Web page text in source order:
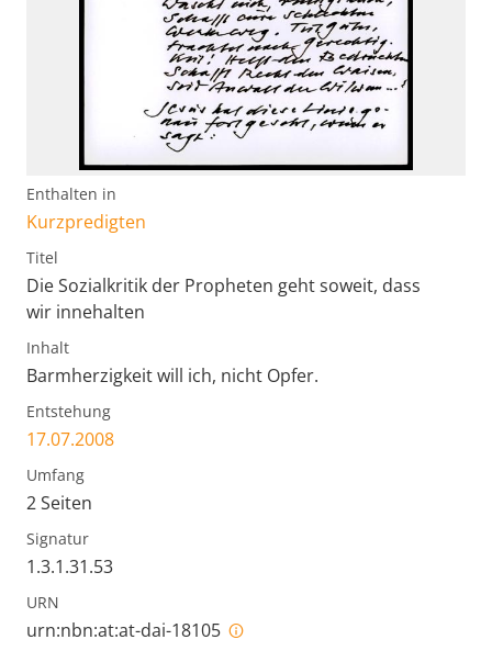
Enthalten in
Kurzpredigten
Titel
Die Sozialkritik der Propheten geht soweit, dass
wir innehalten
Inhalt
Barmherzigkeit will ich, nicht Opfer.
Entstehung
17.07.2008
Umfang
2 Seiten
Signatur
1.3.1.31.53
URN
urn:nbn:at:at-dai-18105